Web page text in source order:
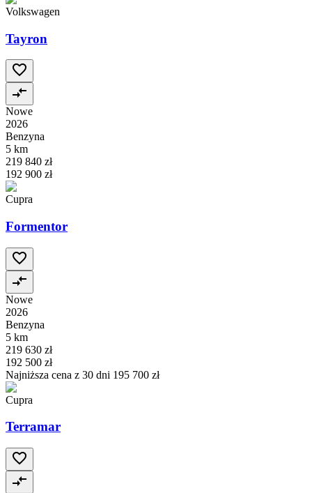
Volkswagen
Tayron
Nowe
2026
Benzyna
5 km
219 840 zł
192 900 zł
Cupra
Formentor
Nowe
2026
Benzyna
5 km
219 630 zł
192 500 zł
Najniższa cena z 30 dni 195 700 zł
Cupra
Terramar